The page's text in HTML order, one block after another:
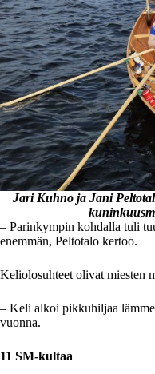
Jari Kuhno ja Jani
– Parinkympin kohdalla tuli
enemmän, Peltotalo kertoo.
Keliolosuhteet olivat miesten
– Keli alkoi pikkuhiljaa
vuonna.
11 SM-kultaa